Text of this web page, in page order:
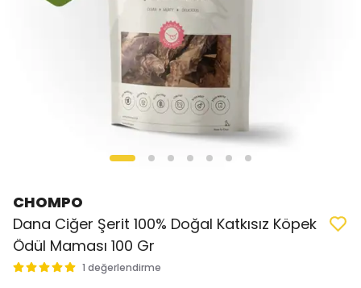
CHOMPO
Dana Ciğer Şerit 100% Doğal Katkısız Köpek
Ödül Maması 100 Gr
1 değerlendirme